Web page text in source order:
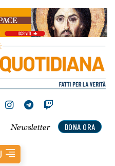
DONA ORA
Newsletter